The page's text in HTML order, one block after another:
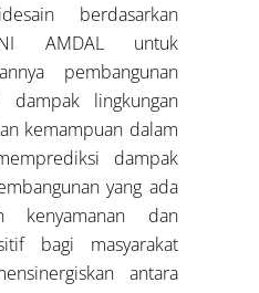
berdasarkan
AMDAL untuk
pembangunan
dampak lingkungan
kemampuan dalam
dampak
yang ada
kenyamanan dan
bagi masyarakat
antara